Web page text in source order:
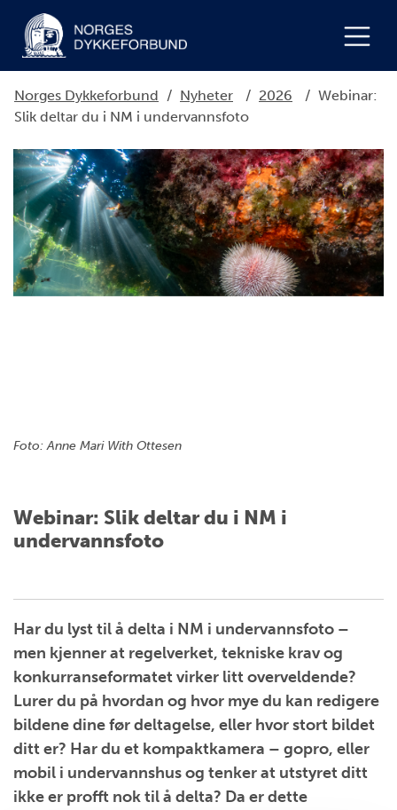
Norges Dykkeforbund / Nyheter / 2026 / Webinar:
Slik deltar du i NM i undervannsfoto
Foto: Anne Mari With Ottesen
Webinar: Slik deltar du i NM i
undervannsfoto
Har du lyst til å delta i NM i undervannsfoto –
men kjenner at regelverket, tekniske krav og
konkurranseformatet virker litt overveldende?
Lurer du på hvordan og hvor mye du kan redigere
bildene dine før deltagelse, eller hvor stort bildet
ditt er? Har du et kompaktkamera – gopro, eller
mobil i undervannshus og tenker at utstyret ditt
ikke er profft nok til å delta? Da er dette